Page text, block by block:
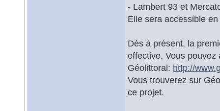
- Lambert 93 et
Elle sera accessible
Dès à présent, la
effective. Vous
Géolittoral: http://
Vous trouverez sur
ce projet.